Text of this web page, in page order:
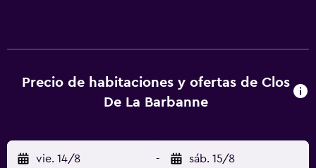
Precio de habitaciones y ofertas de Clos
De La Barbanne
vie. 14/8 - sáb. 15/8